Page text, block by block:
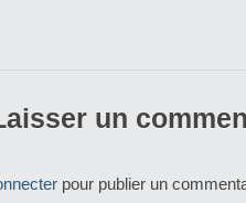
un
pour publier un